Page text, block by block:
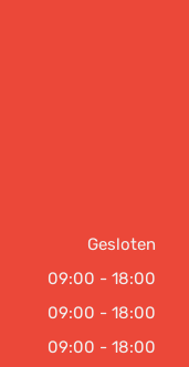
Gesloten
09:00 - 18:00
09:00 - 18:00
09:00 - 18:00